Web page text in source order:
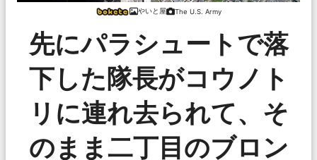
やいと屋 The U.S. Army
先にパラシュートで落
下した隊長がコウノト
リに連れ去られて、そ
のまま二丁目のブロン